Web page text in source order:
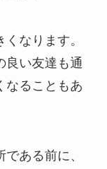
なります。
良い友達も通
なることもあ
ある前に、